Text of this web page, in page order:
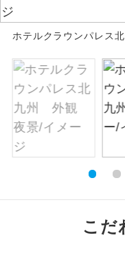
ホテルクラウンパレ
こだ
温泉
露天風呂
大浴場
全食事付き